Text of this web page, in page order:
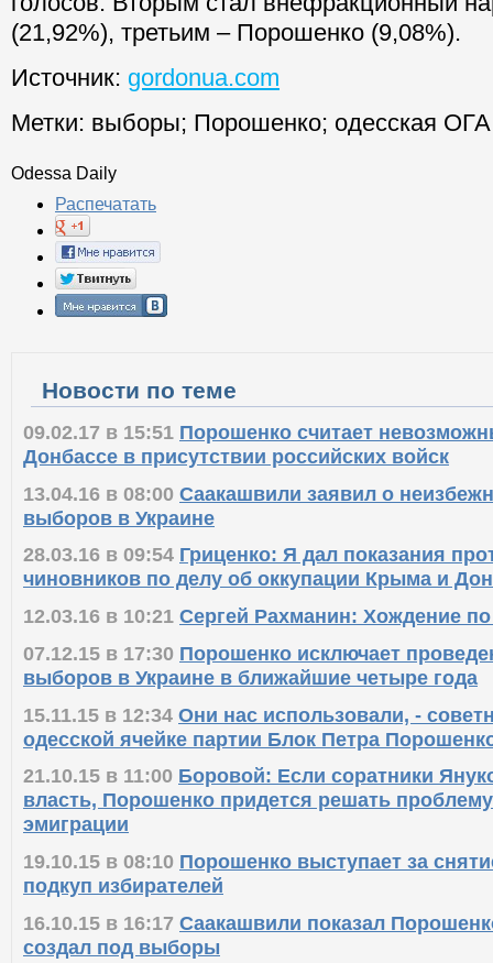
(21,92%), третьим – Порошенко (9,08%).
Источник: gordonua.com
Метки: выборы; Порошенко; одесская ОГА
Odessa Daily
Распечатать
Новости по теме
09.02.17 в 15:51 Порошенко считает
Донбассе в присутствии российских войск
13.04.16 в 08:00 Саакашвили заявил о
выборов в Украине
28.03.16 в 09:54 Гриценко: Я дал показания
чиновников по делу об оккупации Крыма и
12.03.16 в 10:21 Сергей Рахманин: Хождение
07.12.15 в 17:30 Порошенко исключает
выборов в Украине в ближайшие четыре года
15.11.15 в 12:34 Они нас использовали, -
одесской ячейке партии Блок Петра
21.10.15 в 11:00 Боровой: Если соратники
власть, Порошенко придется решать
эмиграции
19.10.15 в 08:10 Порошенко выступает за
подкуп избирателей
16.10.15 в 16:17 Саакашвили показал
создал под выборы